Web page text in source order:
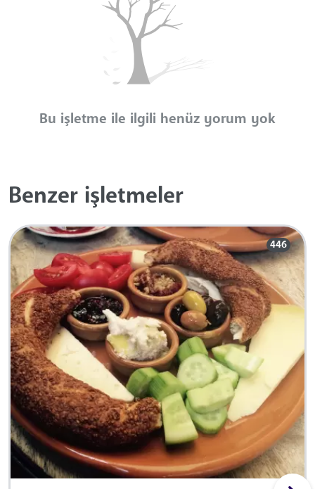
Bu işletme ile ilgili henüz yorum yok
Benzer işletmeler
446